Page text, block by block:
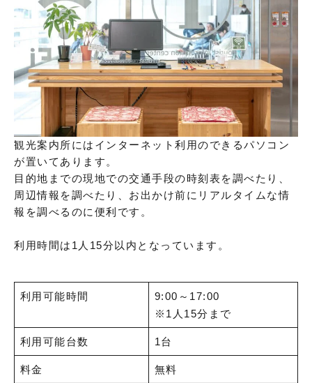
観光案内所にはインターネット利用のできるパソコン
が置いてあります。
目的地までの現地での交通手段の時刻表を調べたり、
周辺情報を調べたり、お出かけ前にリアルタイムな情
報を調べるのに便利です。
利用時間は1人15分以内となっています。
利用可能時間
9:00～17:00
※1人15分まで
利用可能台数 1台
料金 無料